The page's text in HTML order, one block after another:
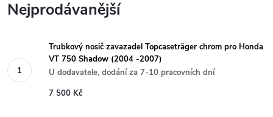
Nejprodávanější
Trubkový nosič zavazadel Topcaseträger chrom pro Honda
VT 750 Shadow (2004 -2007)
U dodavatele, dodání za 7-10 pracovních dní
7 500 Kč